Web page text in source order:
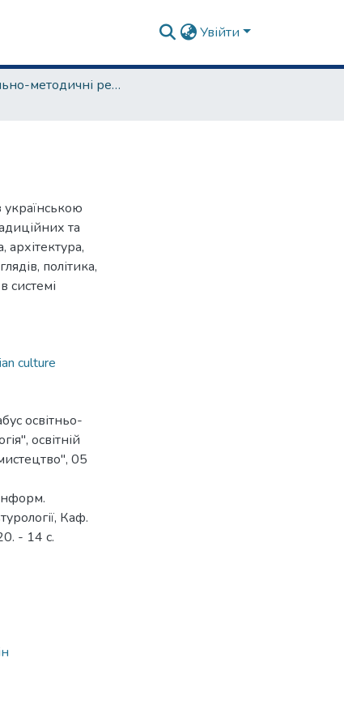
Увійти
навчально-методичні рекомендації, програми дисциплін
українською
та
архітектура,
політика,
системі
culture
освітньо-
освітній
05
Каф.
- 14 с.